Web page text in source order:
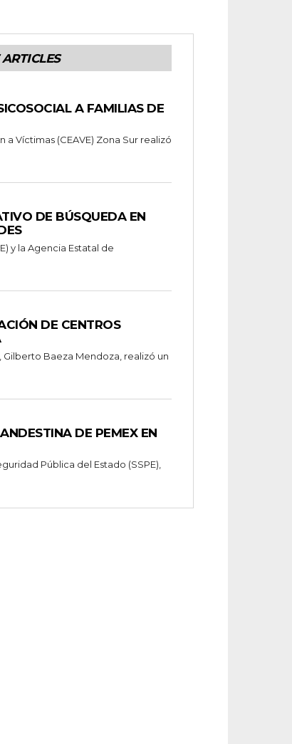
A FAMILIAS DE
Víctimas (CEAVE) Zona Sur realizó
DE BÚSQUEDA EN
y la Agencia Estatal de
DE CENTROS
Baeza Mendoza, realizó un
DE PEMEX EN
Pública del Estado (SSPE),